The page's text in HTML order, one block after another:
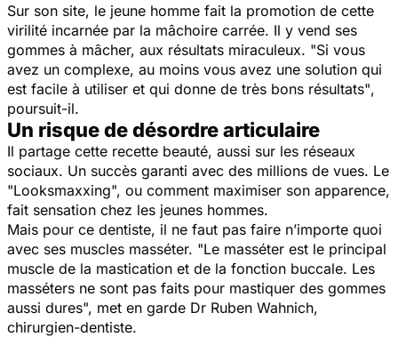
Sur son site, le jeune homme fait la promotion de cette
virilité incarnée par la mâchoire carrée. Il y vend ses
gommes à mâcher, aux résultats miraculeux. "Si vous
avez un complexe, au moins vous avez une solution qui
est facile à utiliser et qui donne de très bons résultats",
poursuit-il.
Un risque de désordre articulaire
Il partage cette recette beauté, aussi sur les réseaux
sociaux. Un succès garanti avec des millions de vues. Le
"Looksmaxxing", ou comment maximiser son apparence,
fait sensation chez les jeunes hommes.
Mais pour ce dentiste, il ne faut pas faire n’importe quoi
avec ses muscles masséter. "Le masséter est le principal
muscle de la mastication et de la fonction buccale. Les
masséters ne sont pas faits pour mastiquer des gommes
aussi dures", met en garde Dr Ruben Wahnich,
chirurgien-dentiste.